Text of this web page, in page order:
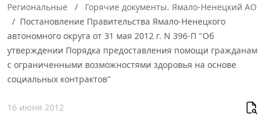
Региональные
Горячие документы. Ямало-Ненецкий АО
Постановление Правительства Ямало-Ненецкого
автономного округа от 31 мая 2012 г. N 396-П "Об
утверждении Порядка предоставления помощи гражданам
с ограниченными возможностями здоровья на основе
социальных контрактов"
16 июня 2012